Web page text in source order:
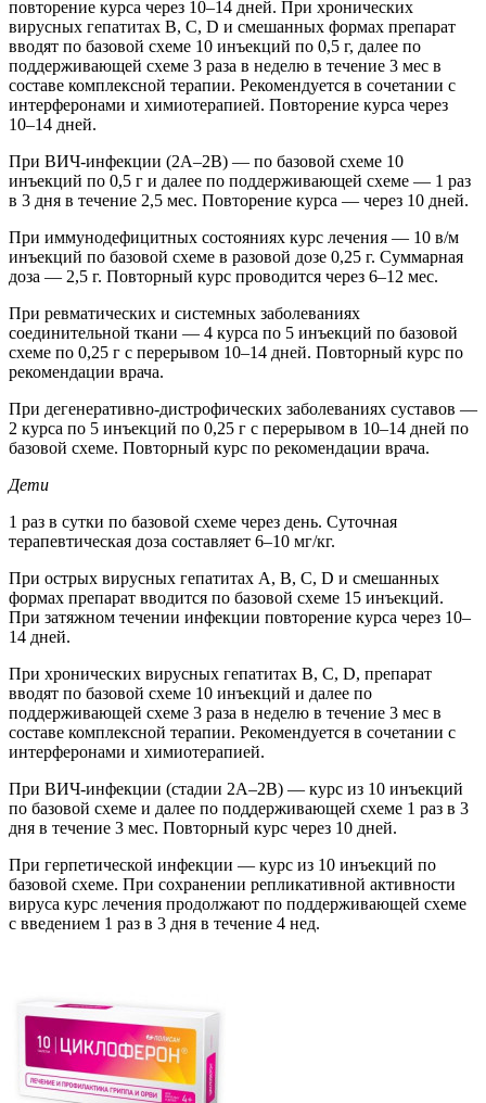
повторение курса через 10–14 дней. При хронических
вирусных гепатитах В, С, D и смешанных формах препарат
вводят по базовой схеме 10 инъекций по 0,5 г, далее по
поддерживающей схеме 3 раза в неделю в течение 3 мес в
составе комплексной терапии. Рекомендуется в сочетании с
интерферонами и химиотерапией. Повторение курса через
10–14 дней.
При ВИЧ-инфекции (2А–2В) — по базовой схеме 10
инъекций по 0,5 г и далее по поддерживающей схеме — 1 раз
в 3 дня в течение 2,5 мес. Повторение курса — через 10 дней.
При иммунодефицитных состояниях курс лечения — 10 в/м
инъекций по базовой схеме в разовой дозе 0,25 г. Суммарная
доза — 2,5 г. Повторный курс проводится через 6–12 мес.
При ревматических и системных заболеваниях
соединительной ткани — 4 курса по 5 инъекций по базовой
схеме по 0,25 г с перерывом 10–14 дней. Повторный курс по
рекомендации врача.
При дегенеративно-дистрофических заболеваниях суставов —
2 курса по 5 инъекций по 0,25 г с перерывом в 10–14 дней по
базовой схеме. Повторный курс по рекомендации врача.
Дети
1 раз в сутки по базовой схеме через день. Суточная
терапевтическая доза составляет 6–10 мг/кг.
При острых вирусных гепатитах А, В, С, D и смешанных
формах препарат вводится по базовой схеме 15 инъекций.
При затяжном течении инфекции повторение курса через 10–
14 дней.
При хронических вирусных гепатитах В, С, D, препарат
вводят по базовой схеме 10 инъекций и далее по
поддерживающей схеме 3 раза в неделю в течение 3 мес в
составе комплексной терапии. Рекомендуется в сочетании с
интерферонами и химиотерапией.
При ВИЧ-инфекции (стадии 2А–2В) — курс из 10 инъекций
по базовой схеме и далее по поддерживающей схеме 1 раз в 3
дня в течение 3 мес. Повторный курс через 10 дней.
При герпетической инфекции — курс из 10 инъекций по
базовой схеме. При сохранении репликативной активности
вируса курс лечения продолжают по поддерживающей схеме
с введением 1 раз в 3 дня в течение 4 нед.